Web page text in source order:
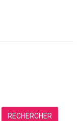
RECHERCHER